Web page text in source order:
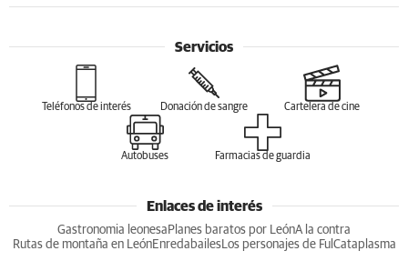
Servicios
Teléfonos de interés Donación de sangre Cartelera de cine
Autobuses Farmacias de guardia
Enlaces de interés
Gastronomia leonesa Planes baratos por LeónA la contra
Rutas de montaña en LeónEnredabailesLos personajes de Ful Cataplasma